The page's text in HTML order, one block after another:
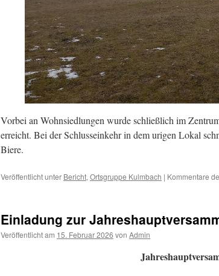
Vorbei an Wohnsiedlungen wurde schließlich im
erreicht. Bei der Schlusseinkehr in dem urigen Lokal
Biere.
Veröffentlicht unter Bericht, Ortsgruppe Kulmbach | Kommentare
Einladung zur
Veröffentlicht am 15. Februar 2026 von Admin